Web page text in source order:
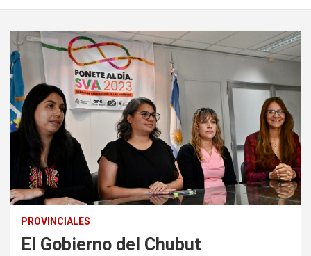
PROVINCIALES
El Gobierno del Chubut